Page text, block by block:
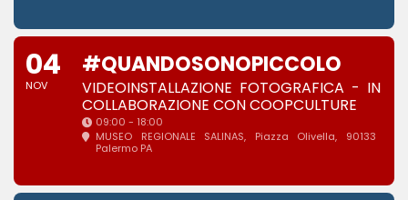
04
NOV
#QUANDOSONOPICCOLO
VIDEOINSTALLAZIONE FOTOGRAFICA - IN
COLLABORAZIONE CON COOPCULTURE
09:00 - 18:00
MUSEO REGIONALE SALINAS, Piazza Olivella, 90133
Palermo PA